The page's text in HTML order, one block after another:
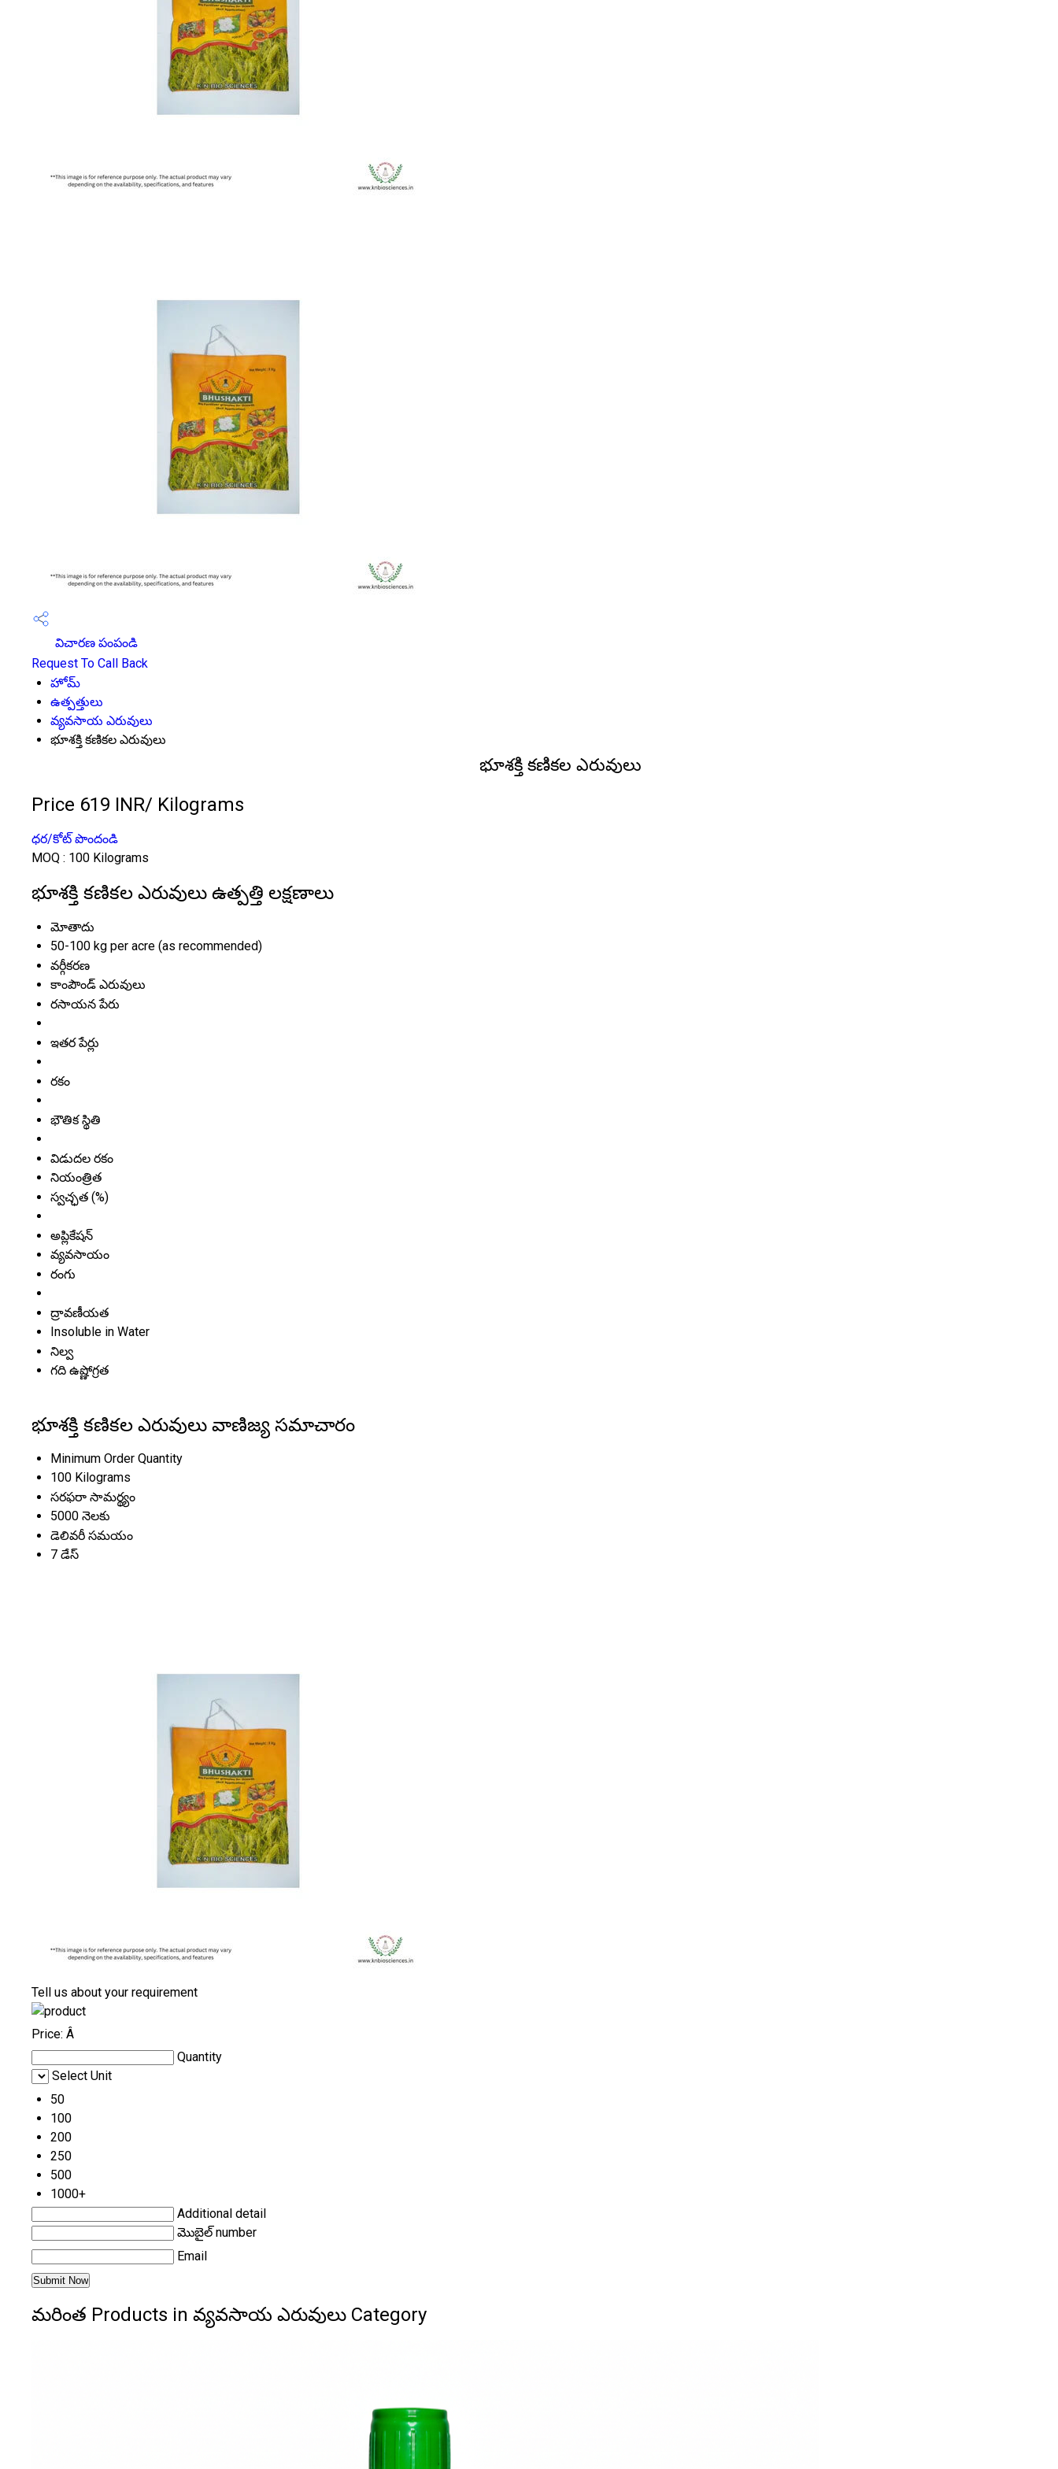
విచారణ పంపండి
Request To Call Back
హోమ్
ఉత్పత్తులు
వ్యవసాయ ఎరువులు
భూశక్తి కణికల ఎరువులు
భూశక్తి కణికల ఎరువులు
Price 619 INR/ Kilograms
ధర/కోట్ పొందండి
MOQ : 100 Kilograms
భూశక్తి కణికల ఎరువులు ఉత్పత్తి లక్షణాలు
మోతాదు
50-100 kg per acre (as recommended)
వర్గీకరణ
కాంపౌండ్ ఎరువులు
రసాయన పేరు
ఇతర పేర్లు
రకం
భౌతిక స్థితి
విడుదల రకం
నియంత్రిత
స్వచ్ఛత (%)
అప్లికేషన్
వ్యవసాయం
రంగు
ద్రావణీయత
Insoluble in Water
నిల్వ
గది ఉష్ణోగ్రత
భూశక్తి కణికల ఎరువులు వాణిజ్య సమాచారం
Minimum Order Quantity
100 Kilograms
సరఫరా సామర్థ్యం
5000 నెలకు
డెలివరీ సమయం
7 డేస్
Tell us about your requirement
Price: Â
Quantity
Select Unit
50
100
200
250
500
1000+
Additional detail
మొబైల్ number
Email
మరింత Products in వ్యవసాయ ఎరువులు Category